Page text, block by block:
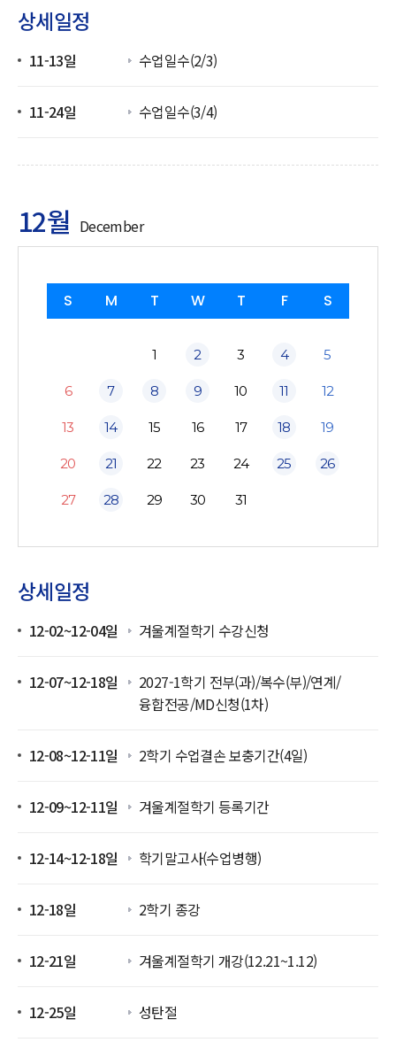
상세일정
11-13일 수업일수(2/3)
11-24일 수업일수(3/4)
12월 December
S M T W T F S
1 2 3 4 5
6 7 8 9 10 11 12
13 14 15 16 17 18 19
20 21 22 23 24 25 26
27 28 29 30 31
상세일정
12-02~12-04일 겨울계절학기 수강신청
12-07~12-18일
2027-1학기 전부(과)/복수(부)/연계/
융합전공/MD신청(1차)
12-08~12-11일 2학기 수업결손 보충기간(4일)
12-09~12-11일 겨울계절학기 등록기간
12-14~12-18일 학기말고사(수업병행)
12-18일 2학기 종강
12-21일 겨울계절학기 개강(12.21~1.12)
12-25일 성탄절